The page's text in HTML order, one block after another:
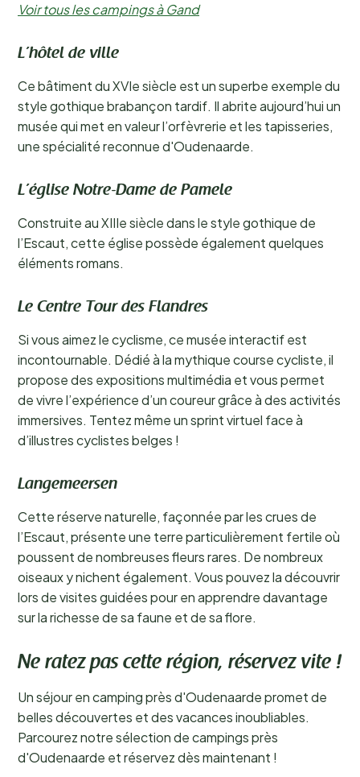
Voir tous les campings à Gand
L’hôtel de ville
Ce bâtiment du XVIe siècle est un superbe exemple du
style gothique brabançon tardif. Il abrite aujourd’hui un
musée qui met en valeur l’orfèvrerie et les tapisseries,
une spécialité reconnue d'Oudenaarde.
L’église Notre-Dame de Pamele
Construite au XIIIe siècle dans le style gothique de
l’Escaut, cette église possède également quelques
éléments romans.
Le Centre Tour des Flandres
Si vous aimez le cyclisme, ce musée interactif est
incontournable. Dédié à la mythique course cycliste, il
propose des expositions multimédia et vous permet
de vivre l’expérience d’un coureur grâce à des activités
immersives. Tentez même un sprint virtuel face à
d’illustres cyclistes belges !
Langemeersen
Cette réserve naturelle, façonnée par les crues de
l’Escaut, présente une terre particulièrement fertile où
poussent de nombreuses fleurs rares. De nombreux
oiseaux y nichent également. Vous pouvez la découvrir
lors de visites guidées pour en apprendre davantage
sur la richesse de sa faune et de sa flore.
Ne ratez pas cette région, réservez vite !
Un séjour en camping près d'Oudenaarde promet de
belles découvertes et des vacances inoubliables.
Parcourez notre sélection de campings près
d'Oudenaarde et réservez dès maintenant !